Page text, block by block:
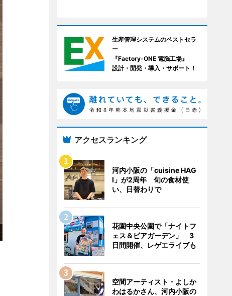
生産管理システムのベストセラ
ー
『Factory-ONE 電脳工場』
設計・開発・導入・サポート！
アクセスランキング
河内小阪の「cuisine HAG
I」が2周年 旬の食材使
い、日替わりで
花園中央公園で「ナイトフ
ェス＆ビアガーデン」 3
日間開催、レゲエライブも
空間アーティスト・よしか
わはるかさん、河内小阪の